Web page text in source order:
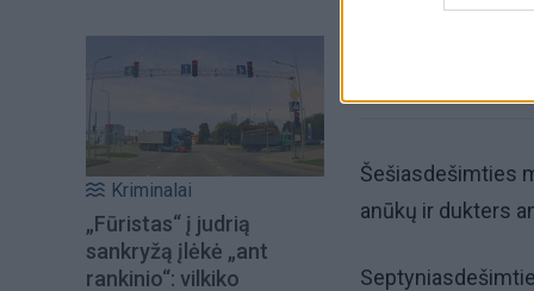
Kriminalai
„Fūristas“ į judrią
sankryžą įlėkė „ant
rankinio“: vilkiko
Šešiasdešimties
anūkų ir dukters